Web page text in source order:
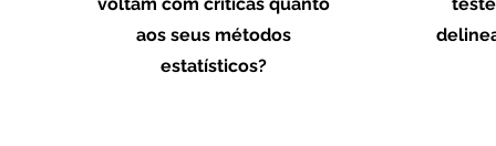
aos seus métodos
estatísticos?